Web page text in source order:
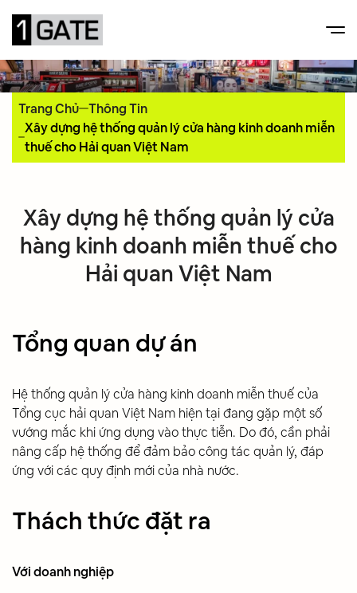
Trang Chủ Thông Tin
Xây dựng hệ thống quản lý cửa hàng kinh doanh miễn
thuế cho Hải quan Việt Nam
Xây dựng hệ thống quản lý cửa
hàng kinh doanh miễn thuế cho
Hải quan Việt Nam
Tổng quan dự án
Hệ thống quản lý cửa hàng kinh doanh miễn thuế của
Tổng cục hải quan Việt Nam hiện tại đang gặp một số
vướng mắc khi ứng dụng vào thực tiễn. Do đó, cần phải
nâng cấp hệ thống để đảm bảo công tác quản lý, đáp
ứng với các quy định mới của nhà nước.
Thách thức đặt ra
Với doanh nghiệp